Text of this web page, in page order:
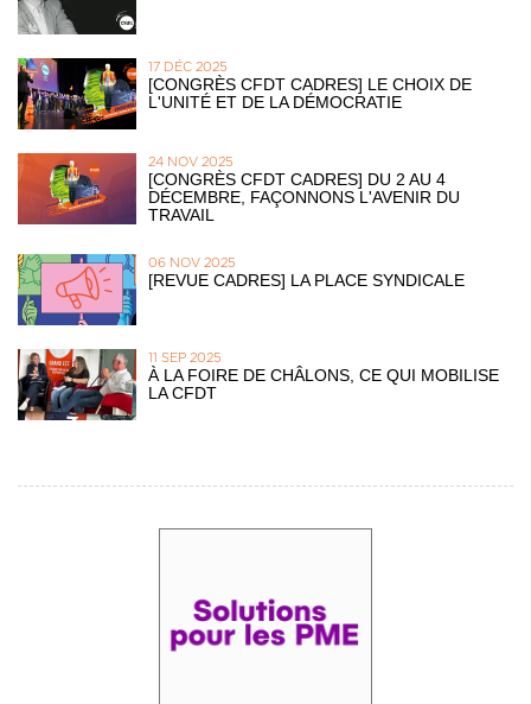
17 DÉC 2025
[CONGRÈS CFDT CADRES] LE CHOIX DE
L'UNITÉ ET DE LA DÉMOCRATIE
24 NOV 2025
[CONGRÈS CFDT CADRES] DU 2 AU 4
DÉCEMBRE, FAÇONNONS L'AVENIR DU
TRAVAIL
06 NOV 2025
[REVUE CADRES] LA PLACE SYNDICALE
11 SEP 2025
À LA FOIRE DE CHÂLONS, CE QUI MOBILISE
LA CFDT